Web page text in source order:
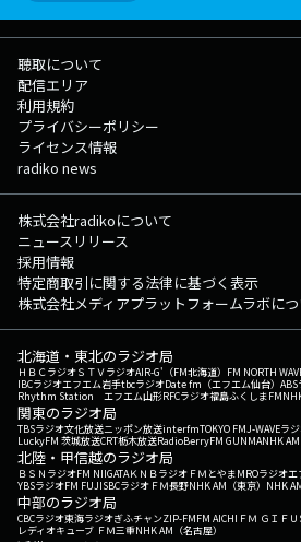
聴取について
配信エリア
利用規約
プライバシーポリシー
ライセンス情報
radiko news
株式会社radikoについて
ニュースリリース
採用情報
特定商取引に関する法律に基づく表示
株式会社メディアプラットフォームラボに
北海道・東北のラジオ局
ＨＢＣラジオＳＴＶラジオAIR-G'（FM北海道） FM NORTH
IBCラジオエフエム岩手tbcラジオDate fm（エフエム仙台）
Rhythm Station エフエム山形RFCラジオ福島ふくしまFM
関東のラジオ局
TBSラジオ文化放送ニッポン放送interfmTOKYO FMJ-WAVEラ
LuckyFM 茨城放送CRT栃木放送RadioBerryFM GUNMANHK AM
北陸・甲信越のラジオ局
ＢＳＮラジオFM NIIGATAＫＮＢラジオ ＦＭとやまMROラジオエ
YBSラジオFM FUJISBCラジオ ＦＭ長野NHK AM（東京） NHK
中部のラジオ局
CBCラジオ東海ラジオぎふチャンZIP-FMFM AICHI ＦＭ ＧＩＦＵ
レディオキューブ ＦＭ三重NHK AM（名古屋）